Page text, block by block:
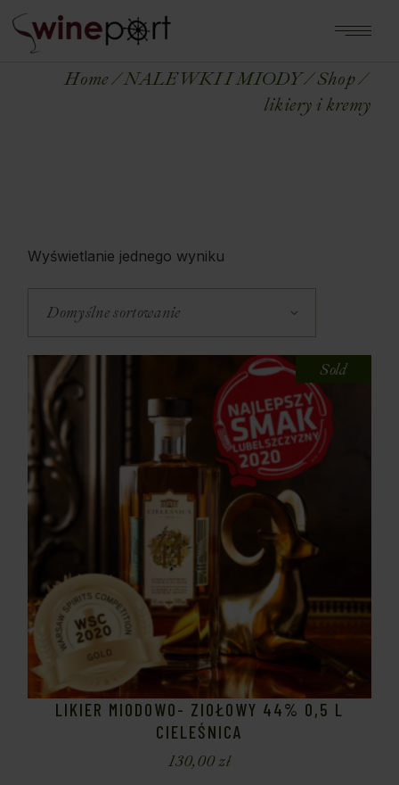
Home NALEWKI I MIODY
Shop
likiery i kremy
Wyświetlanie jednego wyniku
Domyślne sortowanie
Sold
LIKIER MIODOWO- ZIOŁOWY 44% 0,5 L
CIELEŚNICA
130,00zł